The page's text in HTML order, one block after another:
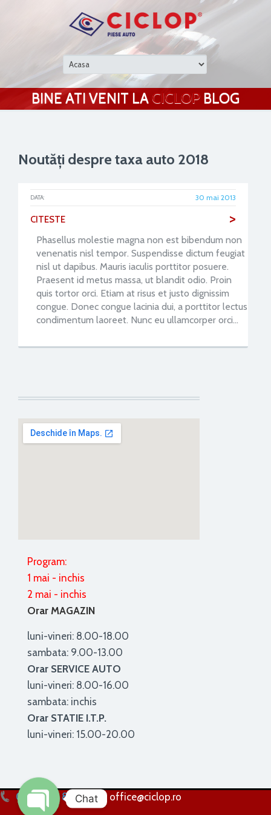
BINE ATI VENIT LACICLOP BLOG
Noutăți despre taxa auto 2018
DATA: 30 mai 2013
CITESTE >
Phasellus molestie magna non est bibendum non
venenatis nisl tempor. Suspendisse dictum feugiat
nisl ut dapibus. Mauris iaculis porttitor posuere.
Praesent id metus massa, ut blandit odio. Proin
quis tortor orci. Etiam at risus et justo dignissim
congue. Donec congue lacinia dui, a porttitor lectus
condimentum laoreet. Nunc eu ullamcorper orci…
Program:
1 mai - inchis
2 mai - inchis
Orar MAGAZIN
luni-vineri: 8.00-18.00
sambata: 9.00-13.00
Orar SERVICE AUTO
luni-vineri: 8.00-16.00
sambata: inchis
Orar STATIE I.T.P.
luni-vineri: 15.00-20.00
0256 224 838 office@ciclop.ro
Chat